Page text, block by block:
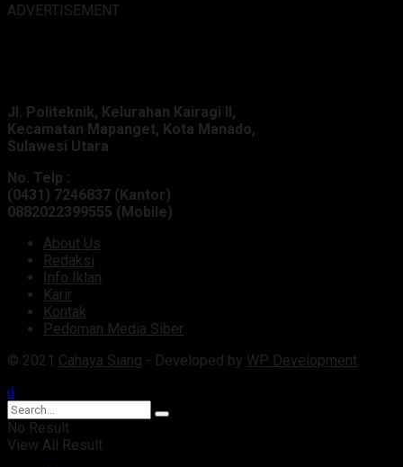
ADVERTISEMENT
Jl. Politeknik, Kelurahan Kairagi II,
Kecamatan Mapanget, Kota Manado,
Sulawesi Utara
No. Telp :
(0431) 7246837 (Kantor)
0882022399555 (Mobile)
About Us
Redaksi
Info Iklan
Karir
Kontak
Pedoman Media Siber
© 2021 Cahaya Siang - Developed by WP Development.
No Result
View All Result